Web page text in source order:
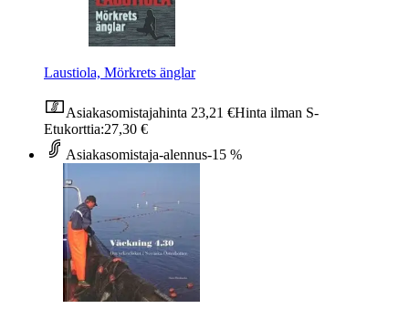
Laustiola, Mörkrets änglar
Asiakasomistajahinta 23,21 €Hinta ilman S-
Etukorttia:27,30 €
Asiakasomistaja-alennus-15 %